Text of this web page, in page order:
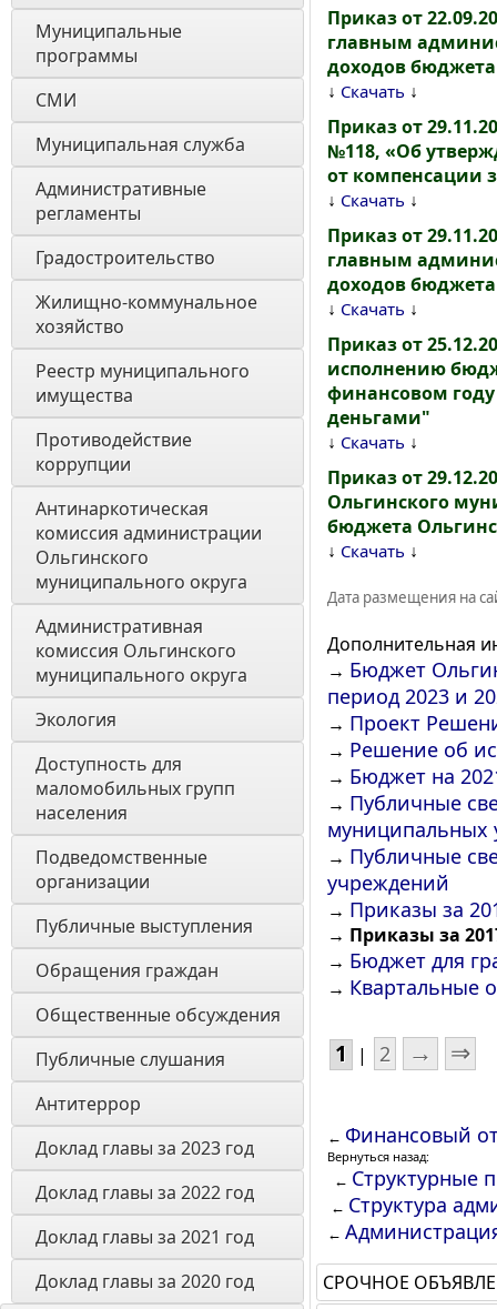
Муниципальные
программы
СМИ
Муниципальная служба
Административные
регламенты
Градостроительство
Жилищно-коммунальное
хозяйство
Реестр муниципального
имущества
Противодействие
коррупции
Антинаркотическая
комиссия администрации
Ольгинского
муниципального округа
Административная
комиссия Ольгинского
муниципального округа
Экология
Доступность для
маломобильных групп
населения
Подведомственные
организации
Публичные выступления
Обращения граждан
Общественные обсуждения
Публичные слушания
Антитеррор
Доклад главы за 2023 год
Доклад главы за 2022 год
Доклад главы за 2021 год
Доклад главы за 2020 год
Приказ от
главным
доходов
↓ Скачать ↓
Приказ от
№118, «Об
от компенсации
↓ Скачать ↓
Приказ от
главным
доходов
↓ Скачать ↓
Приказ от
исполнению
финансовом
деньгами"
↓ Скачать ↓
Приказ от
Ольгинского
бюджета
↓ Скачать ↓
Дата размещения на
Дополнительная
→ Бюджет
период 2023 и
→ Проект
→ Решение об
→ Бюджет на
→ Публичные
муниципальных
→ Публичные
учреждений
→ Приказы за
→ Приказы за
→ Бюджет для
→ Квартальные
1 | 2 → ⇒
← Финансовый
Вернуться назад:
← Структурные
← Структура
←
СРОЧНОЕ